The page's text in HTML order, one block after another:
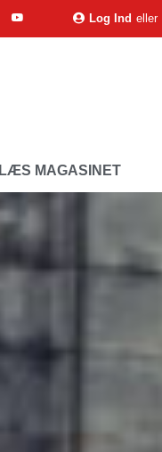
Log Ind eller
LÆS MAGASINET